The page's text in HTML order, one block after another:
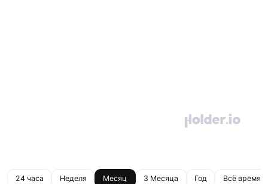
24 часа Неделя Месяц 3 Месяца Год Всё время